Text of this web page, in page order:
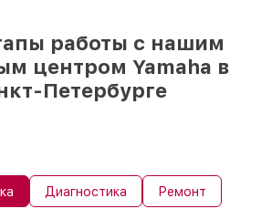
работы с нашим
центром Yamaha в
Петербурге
Диагностика Ремонт